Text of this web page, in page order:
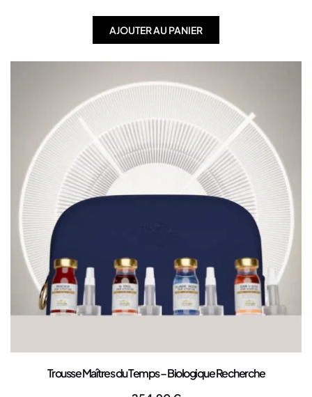
AJOUTER AU PANIER
Trousse Maîtres du Temps – Biologique Recherche